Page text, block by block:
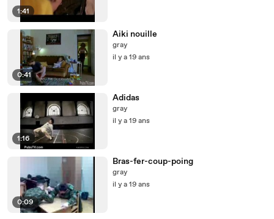
1:41
0:41
Aiki nouille
gray
il y a 19 ans
1:16
Adidas
gray
il y a 19 ans
0:09
Bras-fer-coup-poing
gray
il y a 19 ans